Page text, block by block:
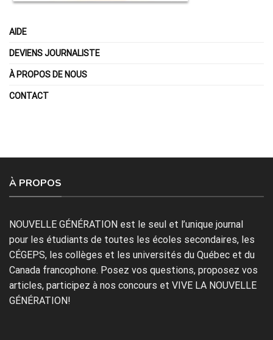
AIDE
DEVIENS JOURNALISTE
À PROPOS DE NOUS
CONTACT
À PROPOS
NOUVELLE GÉNÉRATION est le seul et l’unique journal
pour les étudiants de toutes les écoles secondaires, les
CÉGEPS, les collèges et les universités du Québec et du
Canada francophone. Posez vos questions, proposez vos
articles, participez à nos concours et VIVE LA NOUVELLE
GÉNÉRATION!